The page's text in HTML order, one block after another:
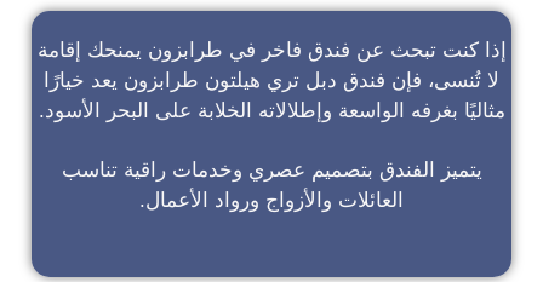
إذا كنت تبحث عن فندق فاخر في طرابزون يمنحك إقامة
لا تُنسى، فإن فندق دبل تري هيلتون طرابزون يعد خيارًا
مثاليًا بغرفه الواسعة وإطلالاته الخلابة على البحر الأسود.
يتميز الفندق بتصميم عصري وخدمات راقية تناسب
العائلات والأزواج ورواد الأعمال.